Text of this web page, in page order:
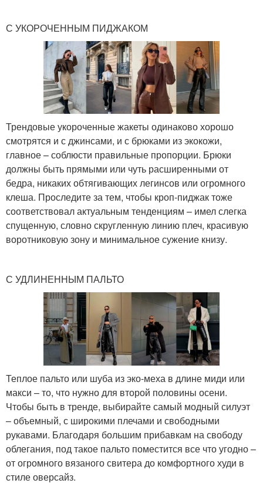
С УКОРОЧЕННЫМ ПИДЖАКОМ
Трендовые укороченные жакеты одинаково хорошо
смотрятся и с джинсами, и с брюками из экокожи,
главное – соблюсти правильные пропорции. Брюки
должны быть прямыми или чуть расширенными от
бедра, никаких обтягивающих легинсов или огромного
клеша. Проследите за тем, чтобы кроп-пиджак тоже
соответствовал актуальным тенденциям – имел слегка
спущенную, словно скругленную линию плеч, красивую
воротниковую зону и минимальное сужение книзу.
С УДЛИНЕННЫМ ПАЛЬТО
Теплое пальто или шуба из эко-меха в длине миди или
макси – то, что нужно для второй половины осени.
Чтобы быть в тренде, выбирайте самый модный силуэт
– объемный, с широкими плечами и свободными
рукавами. Благодаря большим прибавкам на свободу
облегания, под такое пальто поместится все что угодно –
от огромного вязаного свитера до комфортного худи в
стиле оверсайз.